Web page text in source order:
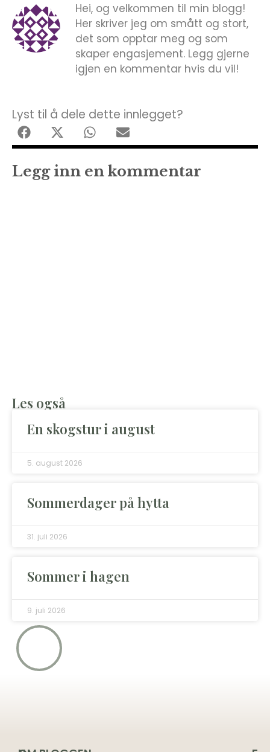
Hei, og velkommen til min blogg!
Her skriver jeg om smått og stort,
det som opptar meg og som
skaper engasjement. Legg gjerne
igjen en kommentar hvis du vil!
Lyst til å dele dette innlegget?
Legg inn en kommentar
Les også
En skogstur i august
5. august 2026
Sommerdager på hytta
31. juli 2026
Sommer i hagen
9. juli 2026